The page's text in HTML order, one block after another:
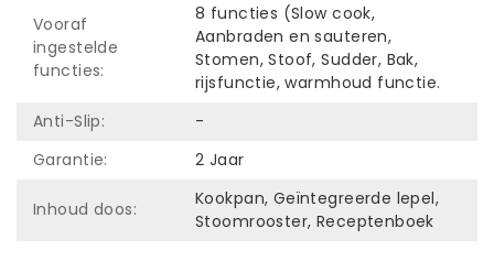
Vooraf
ingestelde
functies:
8 functies (Slow cook,
Aanbraden en sauteren,
Stomen, Stoof, Sudder, Bak,
rijsfunctie, warmhoud functie.
Anti-Slip:
-
Garantie:
2 Jaar
Inhoud doos:
Kookpan, Geïntegreerde lepel,
Stoomrooster, Receptenboek